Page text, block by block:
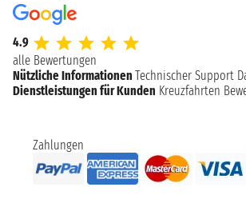
4.9
alle Bewertungen
Nützliche Informationen Technischer Support
Dienstleistungen für Kunden Kreuzfahrten
Zahlungen